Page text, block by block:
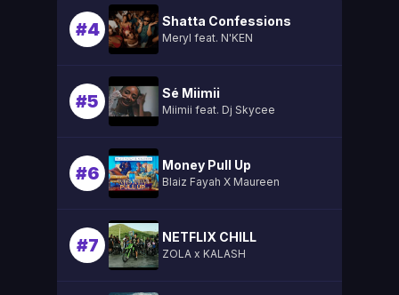
#4 Shatta Confessions
Meryl feat. N'KEN
#5 Sé Miimii
Miimii feat. Dj Skycee
#6 Money Pull Up
Blaiz Fayah X Maureen
#7 NETFLIX CHILL
ZOLA x KALASH